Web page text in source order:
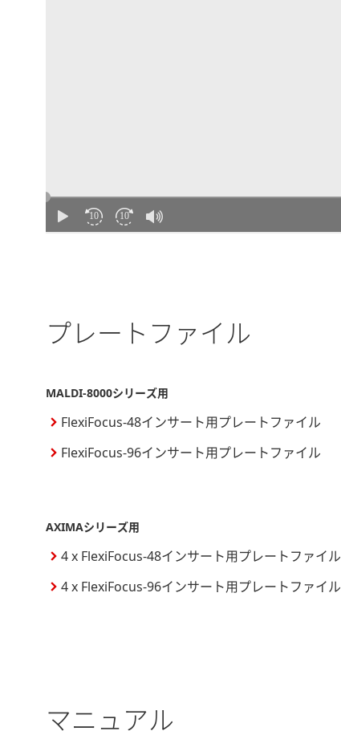
プレートファイル
MALDI-8000シリーズ用
FlexiFocus-48インサート用プレートファイル
FlexiFocus-96インサート用プレートファイル
AXIMAシリーズ用
4 x FlexiFocus-48インサート用プレートファイル
4 x FlexiFocus-96インサート用プレートファイル
マニュアル